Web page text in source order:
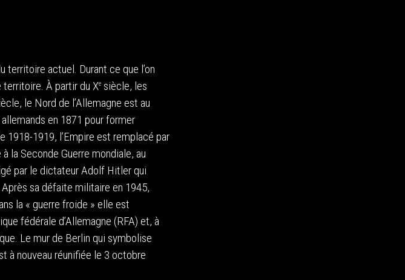
territoire actuel. Durant ce que l’on
territoire. À partir du Xe siècle, les
le Nord de l’Allemagne est au
en 1871 pour former
1918-1919, l’Empire est remplacé par
la Seconde Guerre mondiale, au
par le dictateur Adolf Hitler qui
sa défaite militaire en 1945,
la « guerre froide » elle est
fédérale d’Allemagne (RFA) et, à
Le mur de Berlin qui symbolise
à nouveau réunifiée le 3 octobre